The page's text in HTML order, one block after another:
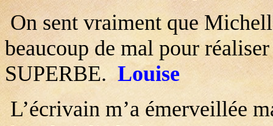
On sent vraiment que
beaucoup de mal pour
SUPERBE. Louise
L’écrivain m’a émerveillée